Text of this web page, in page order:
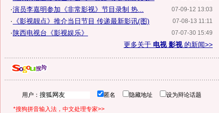
07-09-12 13:03
·演员李嘉明参加《非常影视》节目录制 热...
07-08-13 11:11
· 《影视靓点》推介当日节目 传递最新影讯(图)
07-07-30 15:49
· 陕西电视台《影视娱乐》
更多关于 电视 影视的新闻>>
用户： 匿名 隐藏地址 设为辩论话题
*搜狗拼音输入法，中文处理专家>>